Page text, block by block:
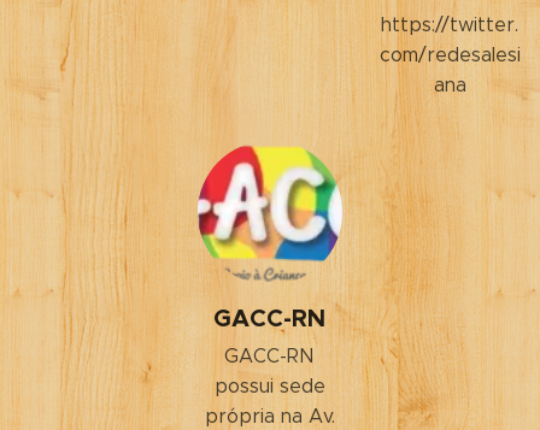
https://twitter.
com/redesalesi
ana
GACC-RN
GACC-RN
possui sede
própria na Av.